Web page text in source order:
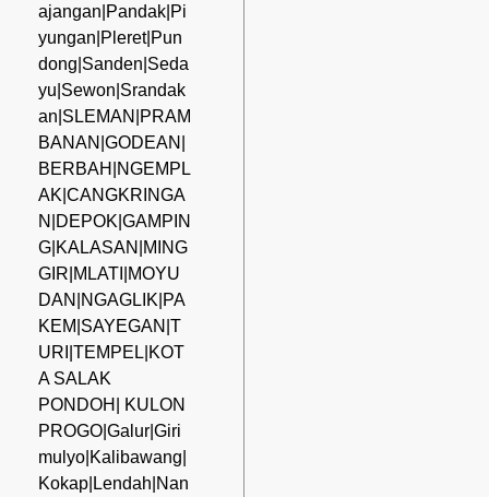
ajangan|Pandak|Pi
yungan|Pleret|Pun
dong|Sanden|Seda
yu|Sewon|Srandak
an|SLEMAN|PRAM
BANAN|GODEAN|
BERBAH|NGEMPL
AK|CANGKRINGA
N|DEPOK|GAMPIN
G|KALASAN|MING
GIR|MLATI|MOYU
DAN|NGAGLIK|PA
KEM|SAYEGAN|T
URI|TEMPEL|KOT
A SALAK
PONDOH| KULON
PROGO|Galur|Giri
mulyo|Kalibawang|
Kokap|Lendah|Nan